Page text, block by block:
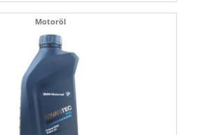
Motoröl